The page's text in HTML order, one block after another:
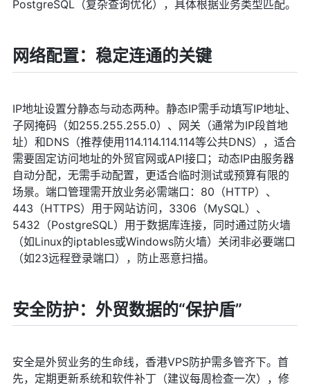
PostgreSQL（复杂查询优化），具体根据业务类型匹配。
网络配置：稳定连通的关键
IP地址设置分静态与动态两种。静态IP需手动填写IP地址、
子网掩码（如255.255.255.0）、网关（通常为IP段首地
址）和DNS（推荐使用114.114.114.114等公共DNS），适合
需要固定访问地址的外贸官网或API接口；动态IP由服务器
自动分配，无需手动配置，更适合临时测试或预算有限的
场景。端口管理需开放业务必需端口：80（HTTP）、
443（HTTPS）用于网站访问，3306（MySQL）、
5432（PostgreSQL）用于数据库连接，同时通过防火墙
（如Linux的iptables或Windows防火墙）关闭非必要端口
（如23远程登录端口），防止恶意扫描。
安全防护：外贸数据的“保护盾”
安全是外贸业务的生命线，香港VPS防护需多管齐下。首
先，定期更新系统和软件补丁（建议每周检查一次），修